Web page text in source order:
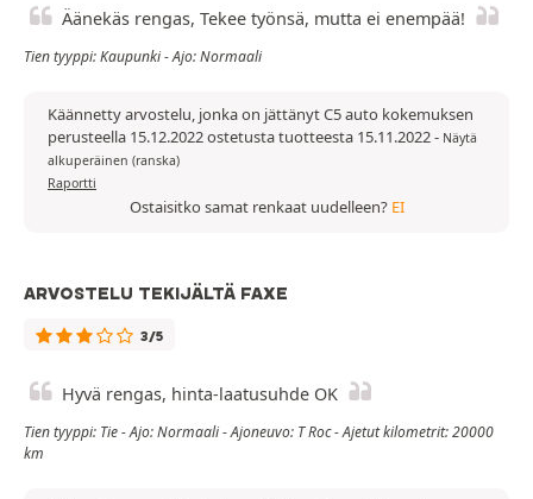
Äänekäs rengas, Tekee työnsä, mutta ei enempää!
Tien tyyppi: Kaupunki - Ajo: Normaali
Käännetty arvostelu, jonka on jättänyt C5 auto kokemuksen
perusteella 15.12.2022 ostetusta tuotteesta 15.11.2022- Näytä
alkuperäinen (ranska)
Raportti
Ostaisitko samat renkaat uudelleen? EI
ARVOSTELU TEKIJÄLTÄ FAXE
3/5
Hyvä rengas, hinta-laatusuhde OK
Tien tyyppi: Tie - Ajo: Normaali - Ajoneuvo: T Roc - Ajetut kilometrit: 20000
km